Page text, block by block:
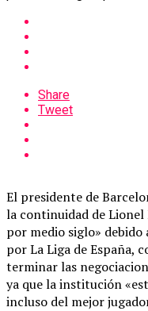
Share
Tweet
El presidente de
la continuidad de
por medio siglo»
por La Liga de España,
terminar las
ya que la institución
incluso del mejor